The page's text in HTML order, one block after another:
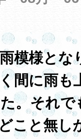
模様とな
間に雨も
。それで
こと無し